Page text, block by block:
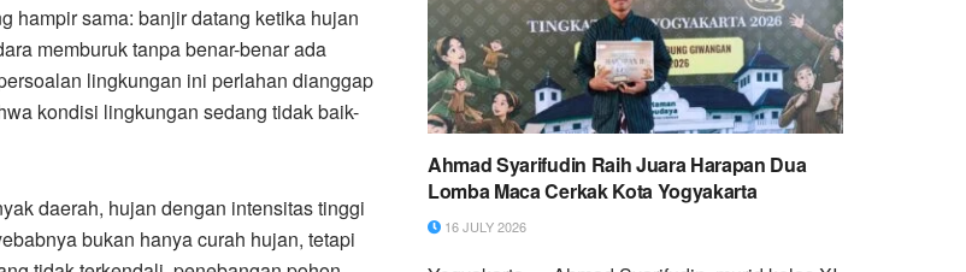
hampir sama: banjir datang ketika hujan
memburuk tanpa benar-benar ada
lingkungan ini perlahan dianggap
kondisi lingkungan sedang tidak baik-
daerah, hujan dengan intensitas tinggi
bukan hanya curah hujan, tetapi
Ahmad Syarifudin Raih Juara Harapan Dua
Lomba Maca Cerkak Kota Yogyakarta
16 JULY 2026